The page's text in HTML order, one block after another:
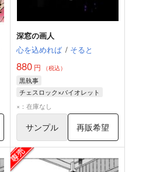
深窓の画人
心を込めれば / そると
880 円 （税込）
黒執事
チェスロック×バイオレット
グレゴリー・バイオレット
チェスロック
×：在庫なし
サンプル 再販希望